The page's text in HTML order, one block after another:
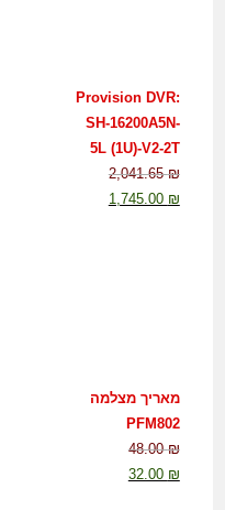
Provision DVR:
SH-16200A5N-
5L (1U)-V2-2T
2,041.65₪
1,745.00 ₪
מאריך מצלמה
PFM802
48.00₪
32.00 ₪